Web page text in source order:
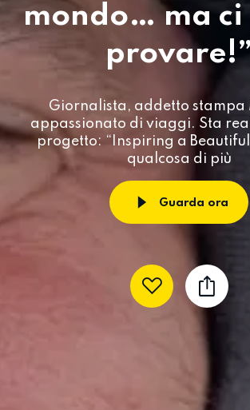
mondo… ma ci
Giornalista, addetto stampa
appassionato di viaggi. Sta
progetto: “Inspiring a Beautiful
qualcosa di più
Guarda ora